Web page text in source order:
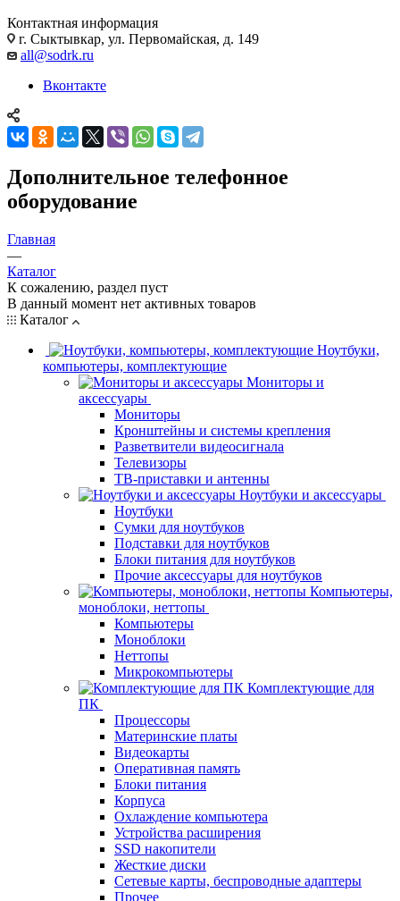
Контактная информация
г. Сыктывкар, ул. Первомайская, д. 149
all@sodrk.ru
Вконтакте
Дополнительное телефонное
оборудование
Главная
—
Каталог
К сожалению, раздел пуст
В данный момент нет активных товаров
Каталог
Ноутбуки,
компьютеры, комплектующие
Мониторы и
аксессуары
Мониторы
Кронштейны и системы крепления
Разветвители видеосигнала
Телевизоры
ТВ-приставки и антенны
Ноутбуки и аксессуары
Ноутбуки
Сумки для ноутбуков
Подставки для ноутбуков
Блоки питания для ноутбуков
Прочие аксессуары для ноутбуков
Компьютеры,
моноблоки, неттопы
Компьютеры
Моноблоки
Неттопы
Микрокомпьютеры
Комплектующие для
ПК
Процессоры
Материнские платы
Видеокарты
Оперативная память
Блоки питания
Корпуса
Охлаждение компьютера
Устройства расширения
SSD накопители
Жесткие диски
Сетевые карты, беспроводные адаптеры
Прочее